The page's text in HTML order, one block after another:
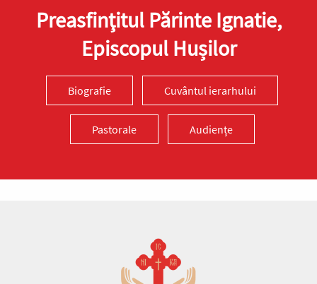
Preasfinţitul Părinte Ignatie,
Episcopul Hușilor
Biografie Cuvântul ierarhului
Pastorale Audiențe